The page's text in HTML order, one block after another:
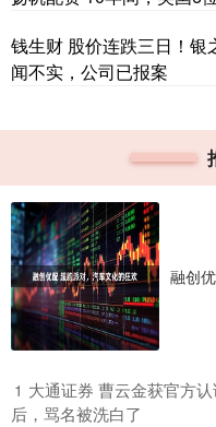
钱生财 股价连跌三日！银
闻不实，公司已报案
融创
1 大通证券 曹云金获官方
后，骂名被洗白了